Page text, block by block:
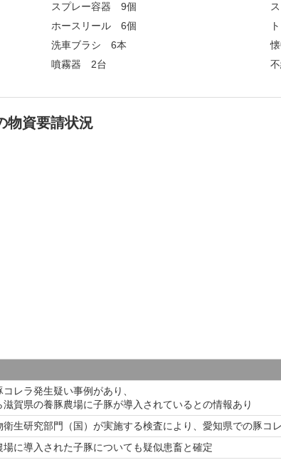
スプレー容器 9個
ホースリール 6個
洗車ブラシ 6本
噴霧器 2台
物資要請状況
レラ発生疑い事例があり、
滋賀県の養豚農場に子豚が導入されているとの情報あり
衛生研究部門（国）が実施する検査により、愛知県での豚コ
場に導入された子豚についても疑似患畜と確定